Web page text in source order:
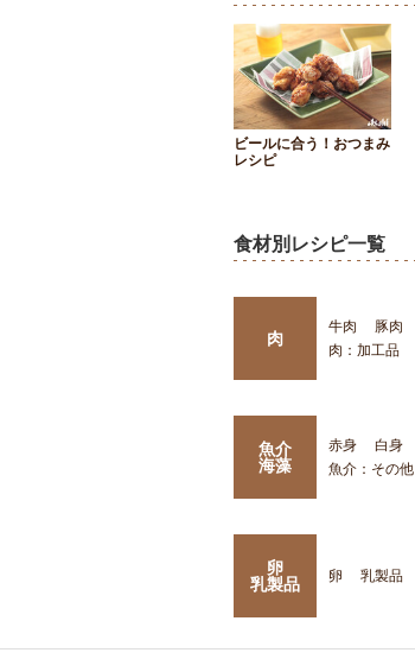
ビールに合う！おつまみ
レシピ
食材別レシピ一覧
肉
牛肉 豚肉
肉：加工品
魚介
海藻
赤身 白身
魚介：その他
卵
乳製品
卵 乳製品